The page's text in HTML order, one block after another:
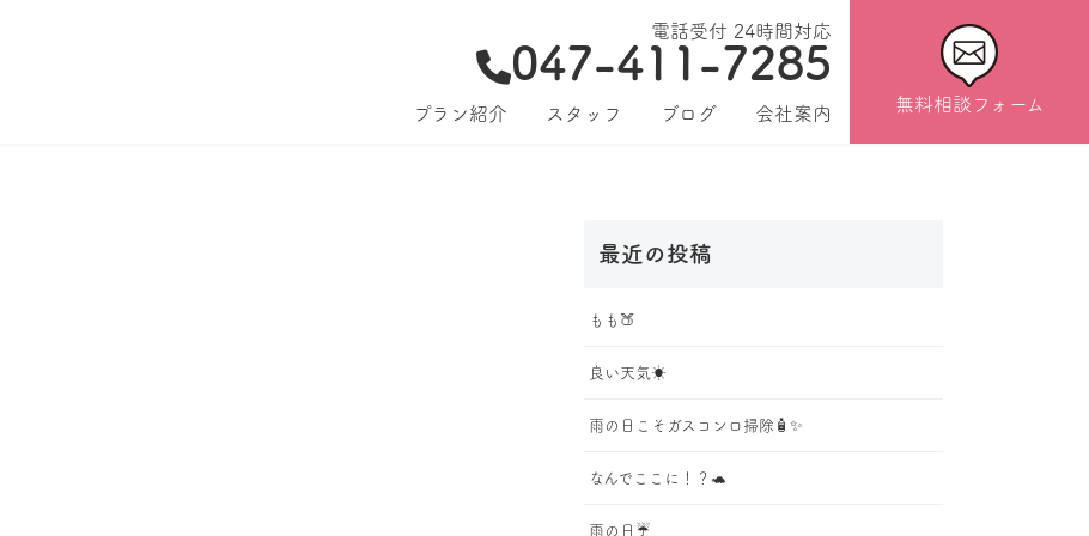
電話受付 24時間対応
047-411-7285
プラン紹介 スタッフ ブログ 会社案内 無料相談フォーム
最近の投稿
もも🍑
良い天気☀️
雨の日こそガスコンロ掃除🧴✨
なんでここに！？🐢
雨の日☔️